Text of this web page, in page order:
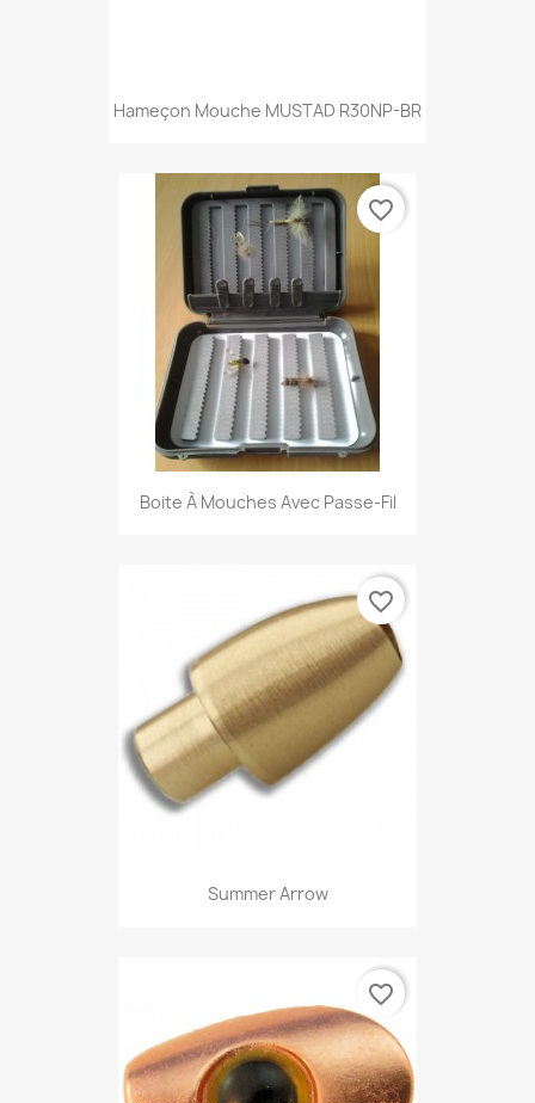
Hameçon Mouche MUSTAD R30NP-BR
Boite À Mouches Avec Passe-Fil
favorite_border
Summer Arrow
favorite_border
favorite_border